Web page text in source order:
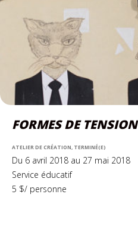
FORMES DE TENSION
ATELIER DE CRÉATION, TERMINÉ(E)
Du 6 avril 2018 au 27 mai 2018
Service éducatif
5 $/ personne